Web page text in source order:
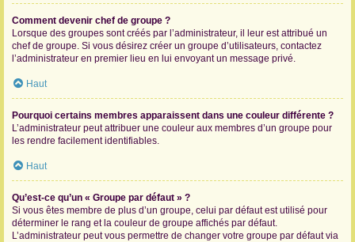
Comment devenir chef de groupe ?
Lorsque des groupes sont créés par l’administrateur, il leur est attribué un
chef de groupe. Si vous désirez créer un groupe d’utilisateurs, contactez
l’administrateur en premier lieu en lui envoyant un message privé.
Haut
Pourquoi certains membres apparaissent dans une couleur différente ?
L’administrateur peut attribuer une couleur aux membres d’un groupe pour
les rendre facilement identifiables.
Haut
Qu’est-ce qu’un « Groupe par défaut » ?
Si vous êtes membre de plus d’un groupe, celui par défaut est utilisé pour
déterminer le rang et la couleur de groupe affichés par défaut.
L’administrateur peut vous permettre de changer votre groupe par défaut via